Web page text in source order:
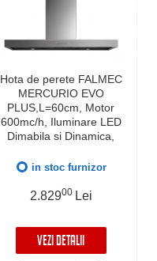
Hota de perete FALMEC
MERCURIO EVO
PLUS,L=60cm, Motor
600mc/h, Iluminare LED
Dimabila si Dinamica,
wireless intre plita si hota
Garantie 5 ani, Inox
in stoc furnizor
2.82900 Lei
VEZI DETALII